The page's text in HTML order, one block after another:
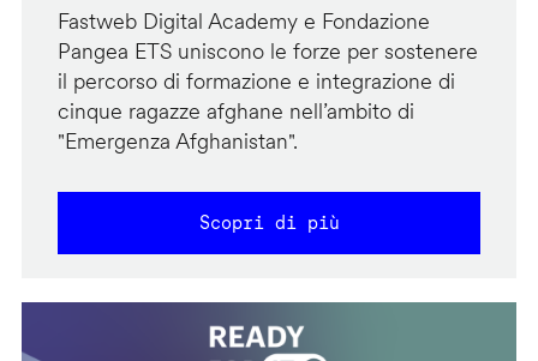
Fastweb Digital Academy e Fondazione
Pangea ETS uniscono le forze per sostenere
il percorso di formazione e integrazione di
cinque ragazze afghane nell’ambito di
"Emergenza Afghanistan".
Scopri di più